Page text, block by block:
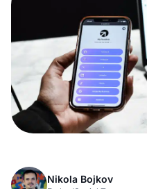
Nikola Bojkov